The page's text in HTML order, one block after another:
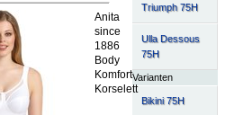
Triumph 75H
Ulla Dessous
75H
Varianten
Bikini 75H
Anita
since
1886
Body
Komfort
Korselett